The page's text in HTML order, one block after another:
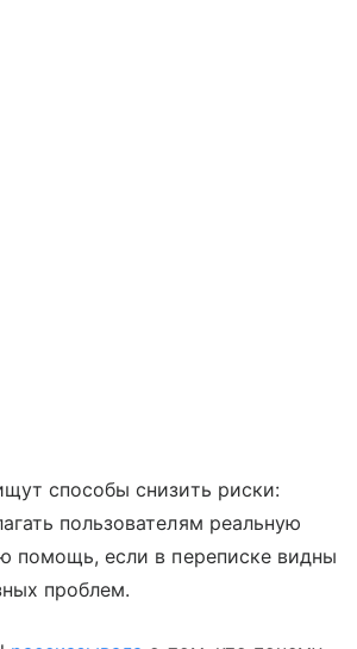
способы снизить риски:
пользователям реальную
помощь, если в переписке видны
проблем.